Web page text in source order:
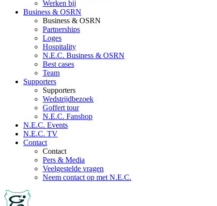
Werken bij
Business & OSRN
Business & OSRN
Partnerships
Loges
Hospitality
N.E.C. Business & OSRN
Best cases
Team
Supporters
Supporters
Wedstrijdbezoek
Goffert tour
N.E.C. Fanshop
N.E.C. Events
N.E.C. TV
Contact
Contact
Pers & Media
Veelgestelde vragen
Neem contact op met N.E.C.